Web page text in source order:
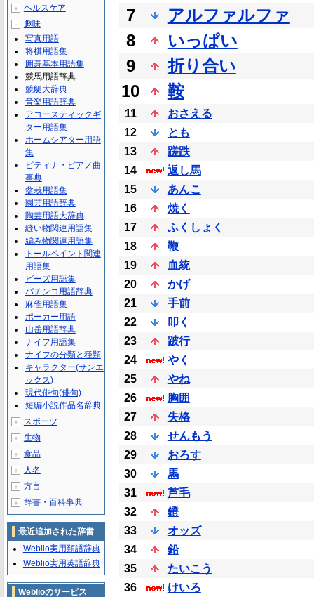
7
アルファルファ
8
いっぱい
9
折り合い
10
鞍
11
おさえる
12
とも
13
蹉跌
14
返し馬
15
あんこ
16
焼く
17
ふくしょく
18
鞭
19
血統
20
かげ
21
手前
22
叩く
23
跛行
24
やく
25
やね
26
胸囲
27
失格
28
せんもう
29
おろす
30
馬
31
芦毛
32
鐙
33
オッズ
34
鉛
35
たいこう
36
けいろ
＋ ヘルスケア
－
趣味
写真用語
将棋用語集
囲碁基本用語集
競馬用語辞典
競艇大辞典
音楽用語辞典
アコースティックギ
ター用語集
ホームシアター用語
集
ピティナ・ピアノ曲
事典
盆栽用語集
園芸用語辞典
陶芸用語大辞典
縫い物関連用語集
編み物関連用語集
トールペイント関連
用語集
ビーズ用語集
パチンコ用語辞典
麻雀用語集
ポーカー用語
山岳用語辞典
ナイフ用語集
ナイフの分類と種類
キャラクター(サンエ
ックス)
現代俳句(俳句)
短編小説作品名辞典
＋ スポーツ
＋ 生物
＋ 食品
＋ 人名
＋ 方言
＋ 辞書・百科事典
最近追加された辞書
Weblio実用類語辞典
Weblio実用英語辞典
Weblioのサービス